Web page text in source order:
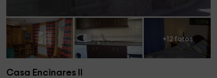
+12 fotos
Casa Encinares II